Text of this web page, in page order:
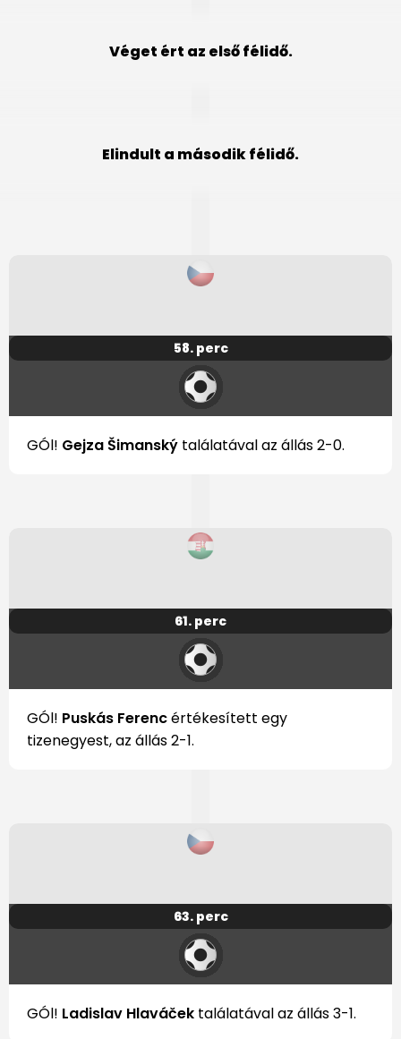
Véget ért az első félidő.
Elindult a második félidő.
58. perc
GÓl! Gejza Šimanský találatával az állás 2-0.
61. perc
GÓl! Puskás Ferencértékesített egy
tizenegyest, az állás 2-1.
63. perc
GÓl! Ladislav Hlaváček találatával az állás 3-1.